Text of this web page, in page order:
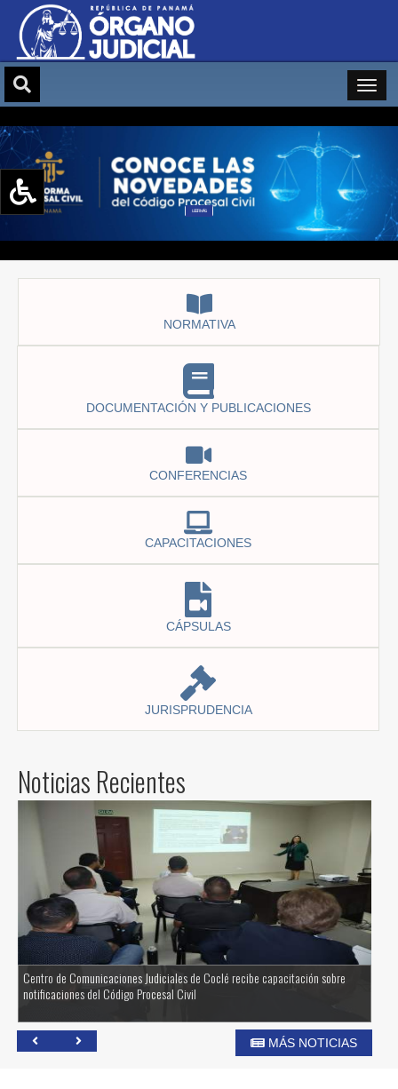
Aumentar texto (+)
Reducir texto (-)
LEER MÁS
NORMATIVA
DOCUMENTACIÓN Y PUBLICACIONES
CONFERENCIAS
CAPACITACIONES
CÁPSULAS
JURISPRUDENCIA
Noticias Recientes
Centro de Comunicaciones Judiciales de Coclé recibe capacitación sobre
notificaciones del Código Procesal Civil
MÁS NOTICIAS